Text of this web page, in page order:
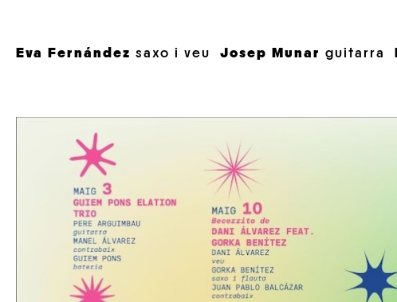
Eva Fernández saxo i veu Josep Munar guitarra